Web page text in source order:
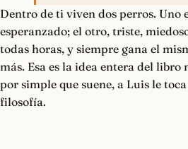
Dentro de ti viven dos perros. Uno
esperanzado; el otro, triste,
todas horas, y siempre gana el
más. Esa es la idea entera del libro
por simple que suene, a Luis le
filosofía.